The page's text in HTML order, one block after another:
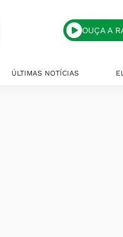
OUÇA A
ÚLTIMAS NOTÍCIAS